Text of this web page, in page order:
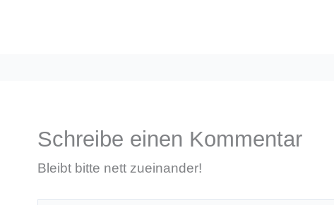
Schreibe einen Kommentar
Bleibt bitte nett zueinander!